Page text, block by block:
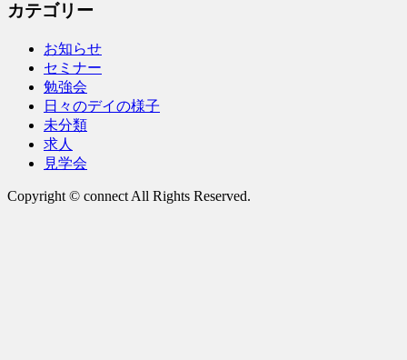
カテゴリー
お知らせ
セミナー
勉強会
日々のデイの様子
未分類
求人
見学会
Copyright © connect All Rights Reserved.